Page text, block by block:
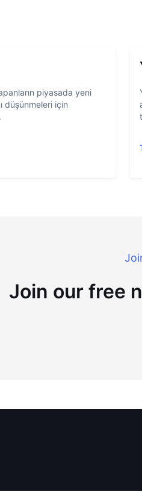
piyasada yeni
düşünmeleri için
Join our free